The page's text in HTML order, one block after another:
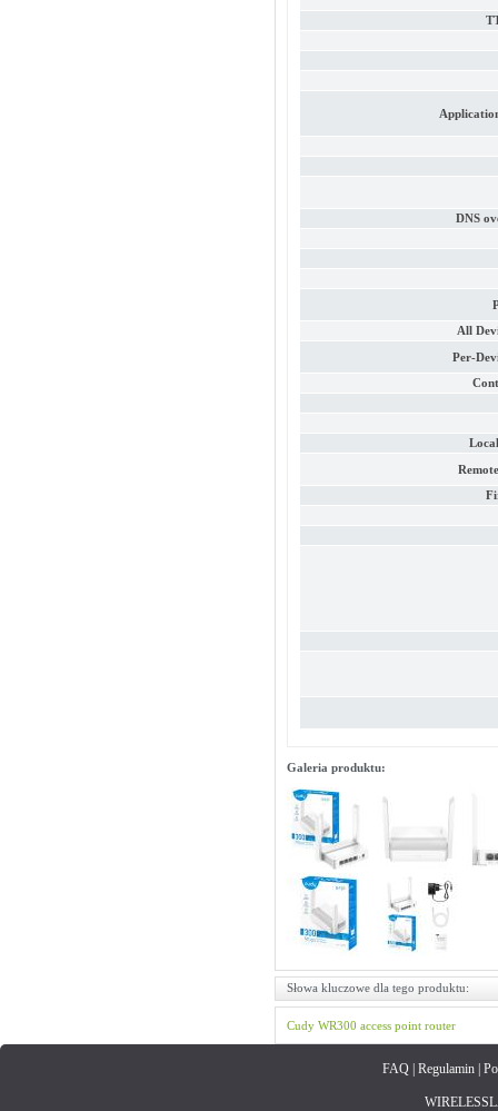
DNS
All
Per-
Galeria produktu:
Słowa kluczowe dla tego produktu:
Cudy WR300 access point router
FAQ| Regulamin|